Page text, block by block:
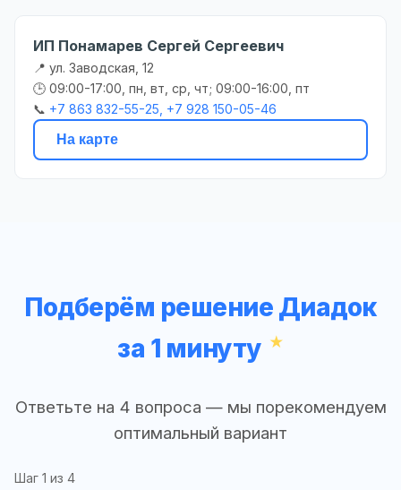
ИП Понамарев Сергей Сергеевич
📍 ул. Заводская, 12
🕒 09:00-17:00, пн, вт, ср, чт; 09:00-16:00, пт
📞 +7 863 832-55-25, +7 928 150-05-46
На карте
Подберём решение Диадок
за 1 минуту
Ответьте на 4 вопроса — мы порекомендуем
оптимальный вариант
Шаг 1 из 4